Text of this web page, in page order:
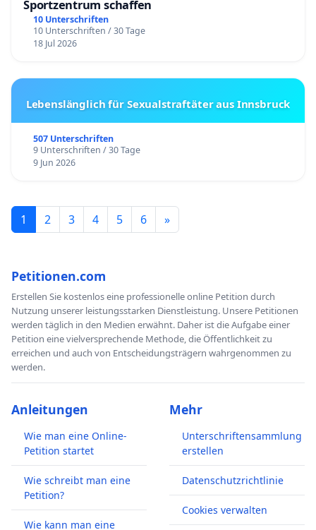
Sportzentrum schaffen
10 Unterschriften
10 Unterschriften / 30 Tage
18 Jul 2026
Lebenslänglich für Sexualstraftäter aus Innsbruck
507 Unterschriften
9 Unterschriften / 30 Tage
9 Jun 2026
1 2 3 4 5 6 »
Petitionen.com
Erstellen Sie kostenlos eine professionelle online Petition durch
Nutzung unserer leistungsstarken Dienstleistung. Unsere Petitionen
werden täglich in den Medien erwähnt. Daher ist die Aufgabe einer
Petition eine vielversprechende Methode, die Öffentlichkeit zu
erreichen und auch von Entscheidungsträgern wahrgenommen zu
werden.
Anleitungen
Wie man eine Online-
Petition startet
Wie schreibt man eine
Petition?
Wie kann man eine
Mehr
Unterschriftensammlung
erstellen
Datenschutzrichtlinie
Cookies verwalten